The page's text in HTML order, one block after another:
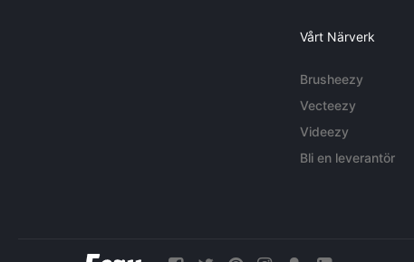
Vårt Närverk
Brusheezy
Vecteezy
Videezy
Bli en leverantör